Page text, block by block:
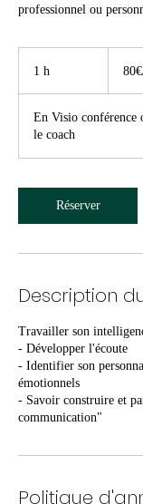
professionnel ou
1 h
formule
En Visio conférence
le coach
Réserver
Description
Travailler son
- Développer l'écoute
- Identifier son
émotionnels
- Savoir construire et
communication"
Politique